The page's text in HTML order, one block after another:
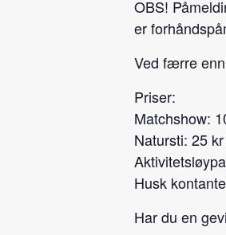
OBS!
er
Ved færre
Priser:
Matchshow:
Natursti: 25
Husk
Har du en